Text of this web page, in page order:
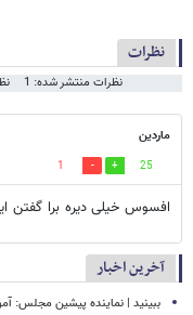
نظرات
نظرات منتشر شده: 1
ماردین
25
1
افسوس خیلی دیره برا گفتن
آخرین اخبار
ببینید | نماینده پیشین مجلس: